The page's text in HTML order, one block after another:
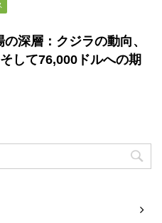
深層：クジラの動向、
して76,000ドルへの期